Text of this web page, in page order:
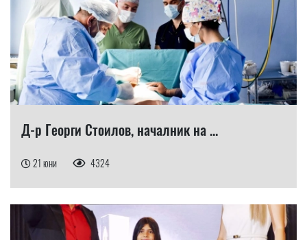
Д-р Георги Стоилов, началник на ...
21 юни 4324